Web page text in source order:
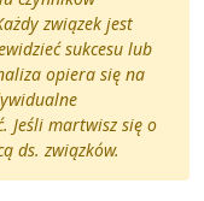
związek jest
sukcesu lub
opiera się na
Jeśli martwisz się o
ds. związków.